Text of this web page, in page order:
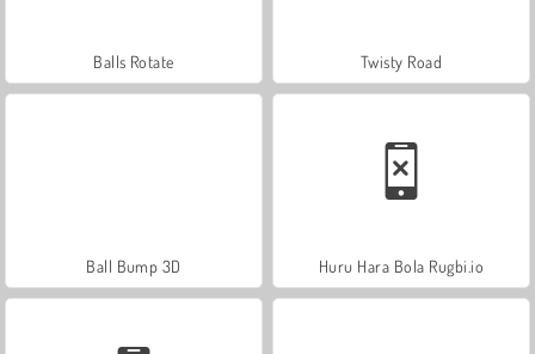
Balls Rotate Twisty Road
Ball Bump 3D Huru Hara Bola Rugbi.io